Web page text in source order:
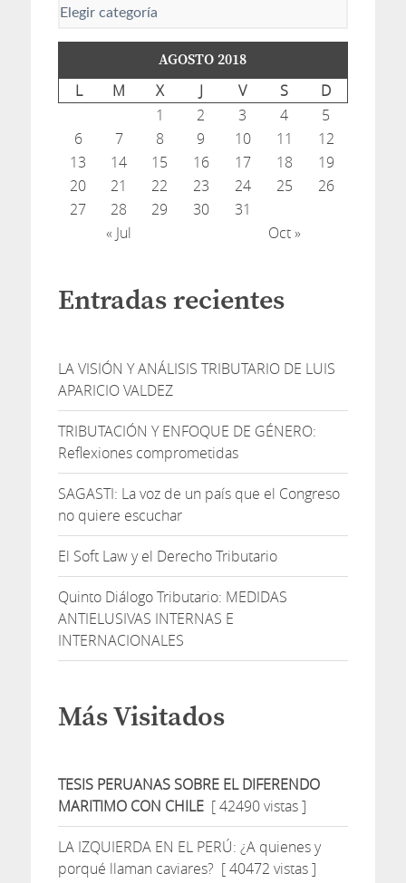
AGOSTO 2018
L M X J V S D
« Jul Oct »
1 2 3 4
5
6
7 8 9 10 11
12
13
14 15 16 17 18
19
20
21 22 23 24 25
26
27
28 29 30 31
Entradas recientes
LA VISIÓN Y ANÁLISIS TRIBUTARIO DE LUIS
APARICIO VALDEZ
TRIBUTACIÓN Y ENFOQUE DE GÉNERO:
Reflexiones comprometidas
SAGASTI: La voz de un país que el Congreso
no quiere escuchar
El Soft Law y el Derecho Tributario
Quinto Diálogo Tributario: MEDIDAS
ANTIELUSIVAS INTERNAS E
INTERNACIONALES
Más Visitados
TESIS PERUANAS SOBRE EL DIFERENDO
MARITIMO CON CHILE[ 42490 vistas ]
LA IZQUIERDA EN EL PERÚ: ¿A quienes y
porqué llaman caviares? [ 40472 vistas ]